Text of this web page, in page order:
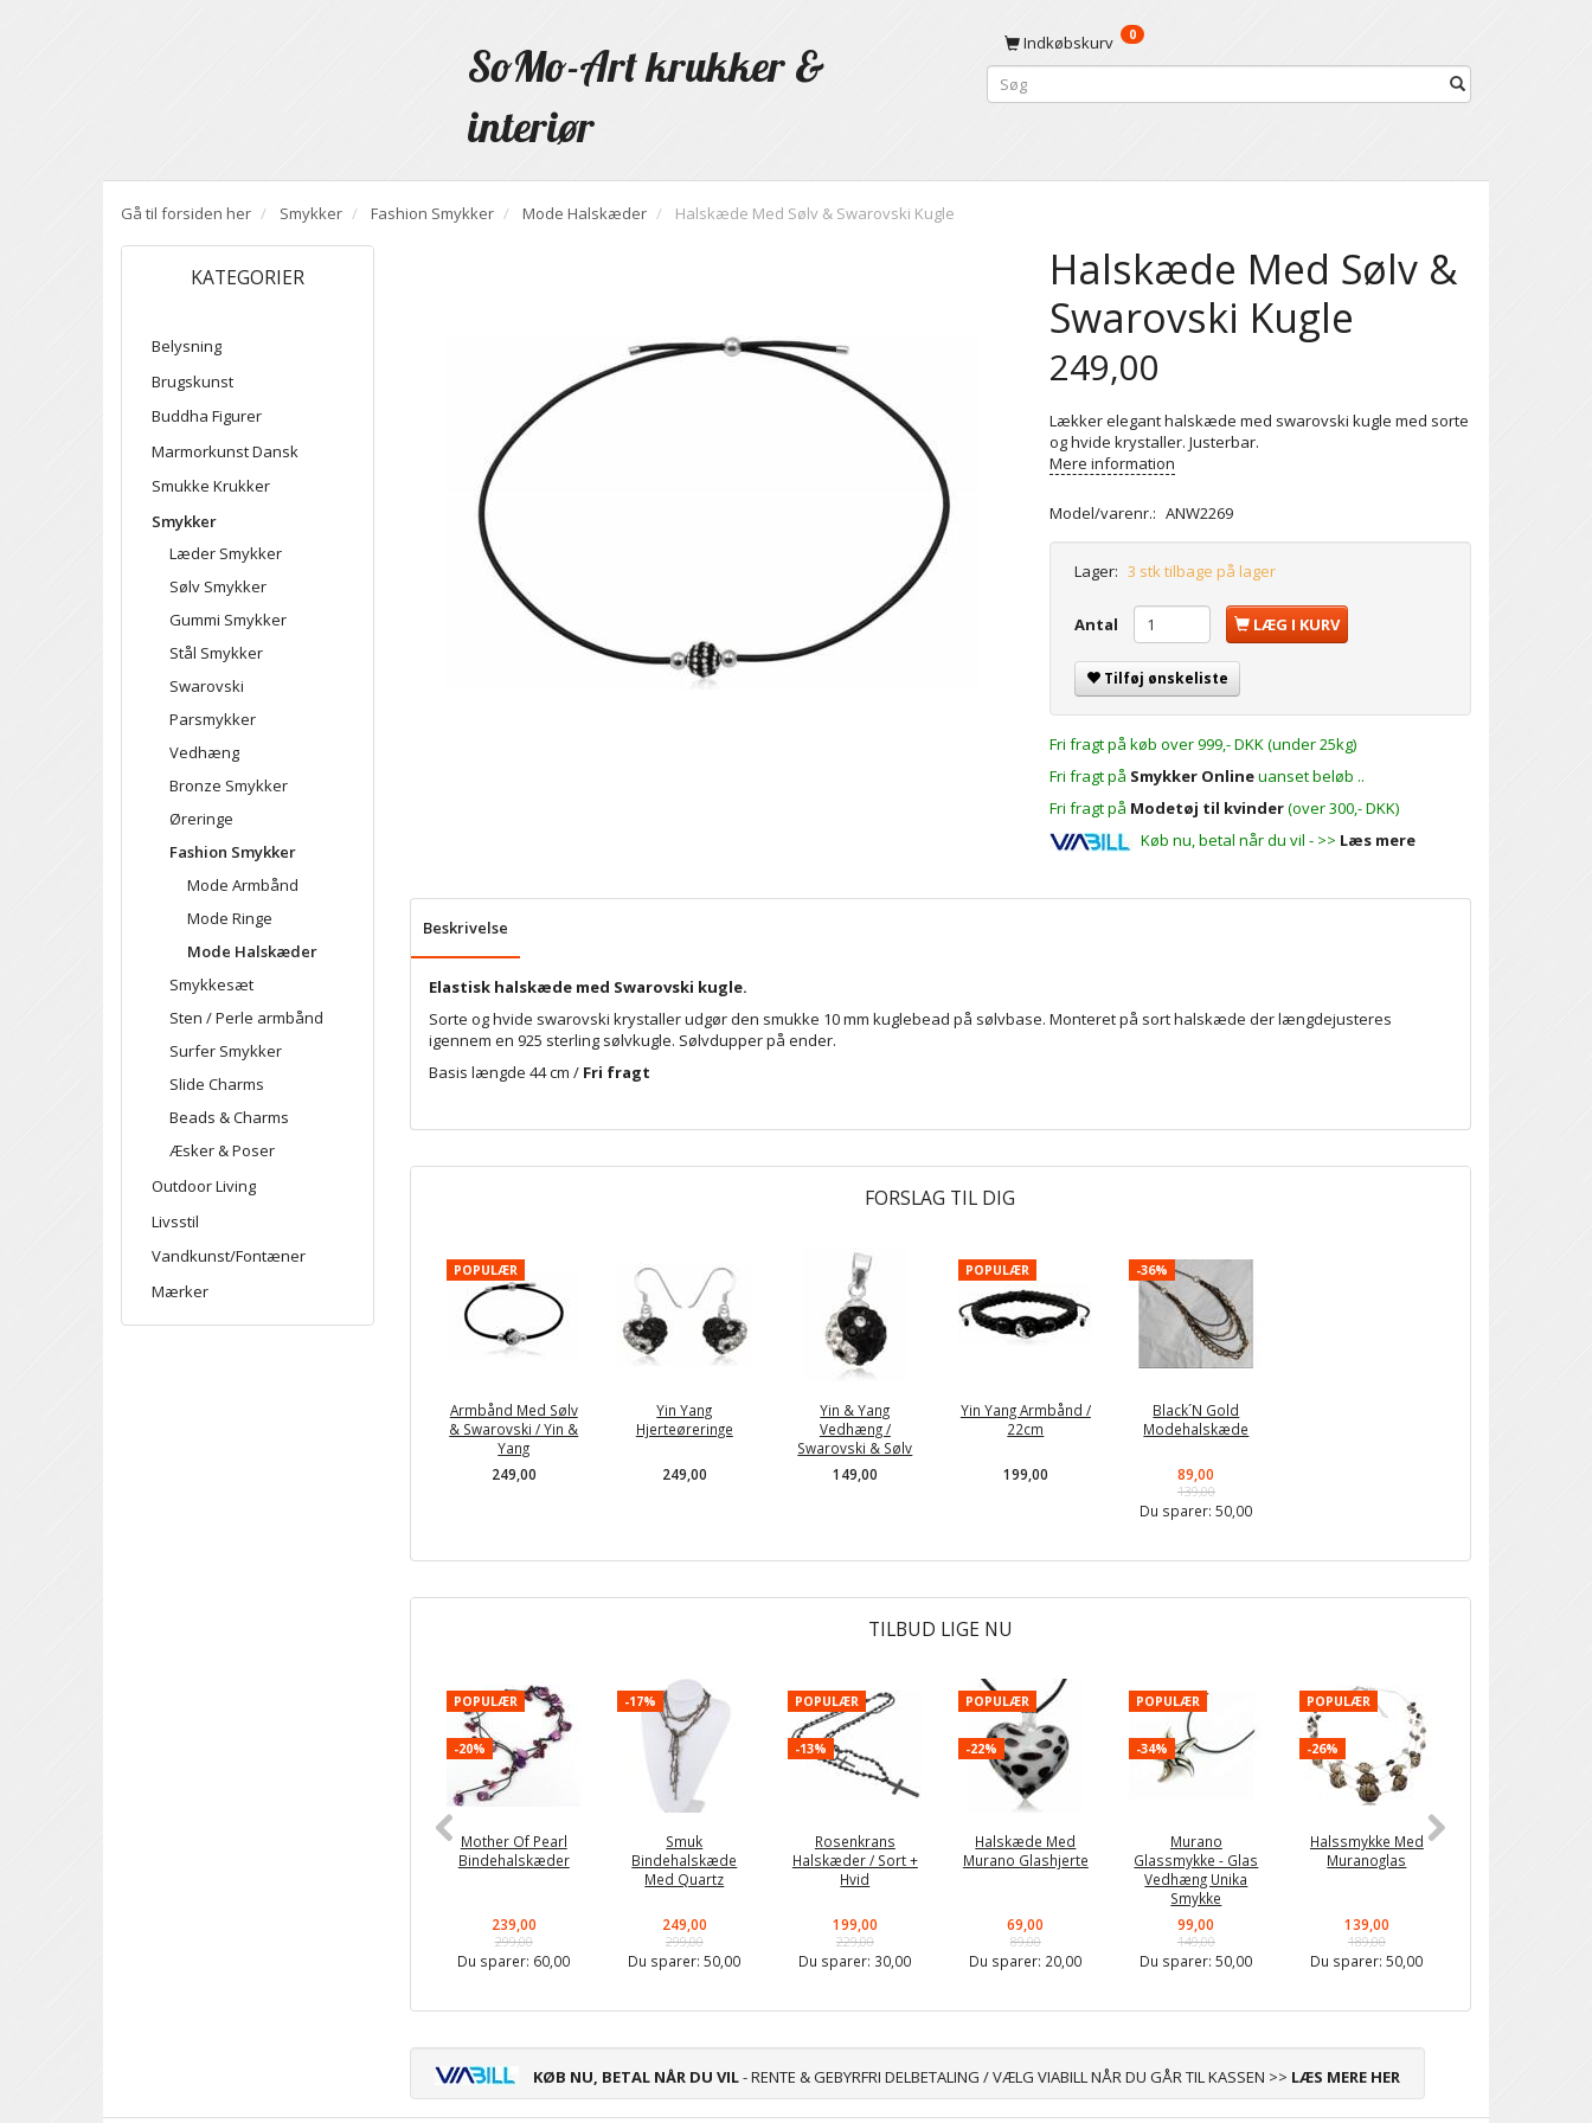
SoMo-Art krukker &
interiør
Indkøbskurv 0
Gå til forsiden her Smykker Fashion Smykker Mode Halskæder Halskæde Med Sølv & Swarovski Kugle
KATEGORIER
Belysning
Brugskunst
Buddha Figurer
Marmorkunst Dansk
Smukke Krukker
Smykker
Læder Smykker
Sølv Smykker
Gummi Smykker
Stål Smykker
Swarovski
Parsmykker
Vedhæng
Bronze Smykker
Øreringe
Fashion Smykker
Mode Armbånd
Mode Ringe
Mode Halskæder
Smykkesæt
Sten / Perle armbånd
Surfer Smykker
Slide Charms
Beads & Charms
Æsker & Poser
Outdoor Living
Livsstil
Vandkunst/Fontæner
Mærker
Halskæde Med Sølv &
Swarovski Kugle
249,00
Lækker elegant halskæde med swarovski kugle med sorte
og hvide krystaller. Justerbar.
Mere information
Model/varenr.: ANW2269
Lager: 3 stk tilbage på lager
Antal LÆG I KURV
Tilføj ønskeliste
Fri fragt på køb over 999,- DKK (under 25kg)
Fri fragt på Smykker Onlineuanset beløb ..
Fri fragt på Modetøj til kvinder(over 300,- DKK)
Køb nu, betal når du vil - >> Læs mere
Beskrivelse
Elastisk halskæde med Swarovski kugle.
Sorte og hvide swarovski krystaller udgør den smukke 10 mm kuglebead på sølvbase. Monteret på sort halskæde der længdejusteres
igennem en 925 sterling sølvkugle. Sølvdupper på ender.
Basis længde 44 cm / Fri fragt
FORSLAG TIL DIG
POPULÆR
Armbånd Med Sølv
& Swarovski / Yin &
Yang
249,00
Yin Yang
Hjerteøreringe
249,00
Yin & Yang
Vedhæng /
Swarovski & Sølv
149,00
POPULÆR
Yin Yang Armbånd /
22cm
199,00
-36%
Black´N Gold
Modehalskæde
89,00
139,00
Du sparer:50,00
TILBUD LIGE NU
POPULÆR
-20%
Mother Of Pearl
Bindehalskæder
239,00
299,00
Du sparer: 60,00
-17%
Smuk
Bindehalskæde
Med Quartz
249,00
299,00
Du sparer:50,00
POPULÆR
-13%
Rosenkrans
Halskæder / Sort +
Hvid
199,00
229,00
Du sparer: 30,00
POPULÆR
-22%
Halskæde Med
Murano Glashjerte
69,00
89,00
Du sparer: 20,00
POPULÆR
-34%
Murano
Glassmykke - Glas
Vedhæng Unika
Smykke
99,00
149,00
Du sparer:50,00
POPULÆR
-26%
Halssmykke Med
Muranoglas
139,00
189,00
Du sparer:50,00
KØB NU, BETAL NÅR DU VIL- RENTE & GEBYRFRI DELBETALING / VÆLG VIABILL NÅR DU GÅR TIL KASSEN >> LÆS MERE HER